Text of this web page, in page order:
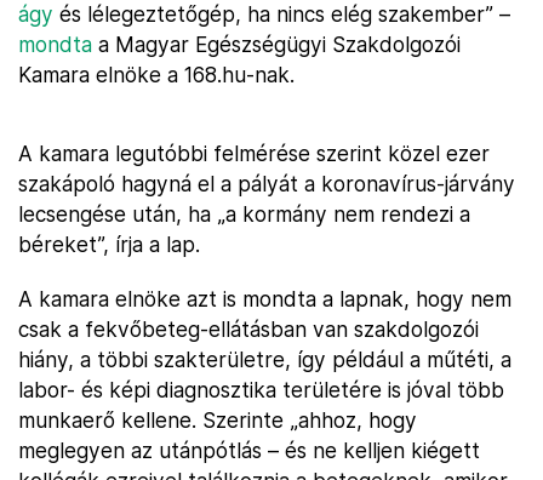
ágy és lélegeztetőgép, ha nincs elég szakember” –
mondta a Magyar Egészségügyi Szakdolgozói
Kamara elnöke a 168.hu-nak.
A kamara legutóbbi felmérése szerint közel ezer
szakápoló hagyná el a pályát a koronavírus-járvány
lecsengése után, ha „a kormány nem rendezi a
béreket”, írja a lap.
A kamara elnöke azt is mondta a lapnak, hogy nem
csak a fekvőbeteg-ellátásban van szakdolgozói
hiány, a többi szakterületre, így például a műtéti, a
labor- és képi diagnosztika területére is jóval több
munkaerő kellene. Szerinte „ahhoz, hogy
meglegyen az utánpótlás – és ne kelljen kiégett